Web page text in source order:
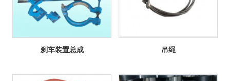
刹车装置总成 吊绳